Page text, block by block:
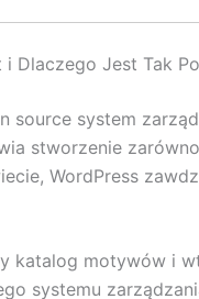
i Dlaczego Jest Tak
source system
stworzenie
WordPress
katalog motywów i
systemu